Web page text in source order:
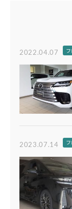
2022.04.07
2023.07.14